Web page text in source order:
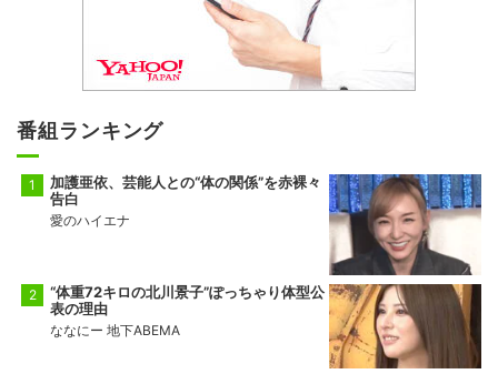
番組ランキング
加護亜依、芸能人との“体の関係”を赤裸々
告白
愛のハイエナ
“体重72キロの北川景子”ぽっちゃり体型公
表の理由
ななにー 地下ABEMA